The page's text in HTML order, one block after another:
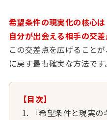
希望条件の現実化の核心
自分が出会える相手の交
この交差点を広げること
に戻す最も確実な方法です。
【目次】
「希望条件と現実